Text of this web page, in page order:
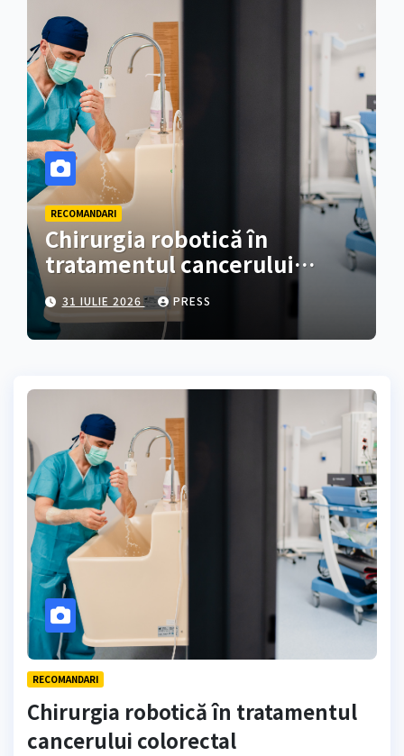
RECOMANDARI
Chirurgia robotică în
tratamentul cancerului
colorectal
31 IULIE 2026 PRESS
RECOMANDARI
Chirurgia robotică în tratamentul
cancerului colorectal